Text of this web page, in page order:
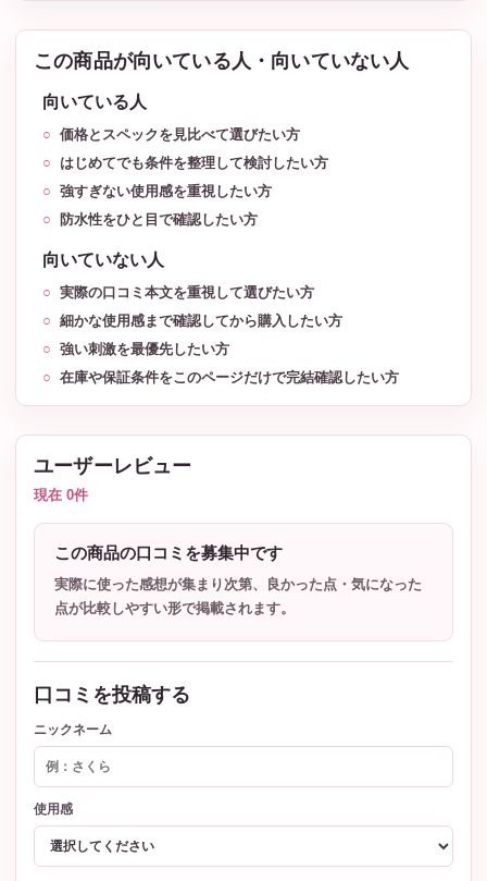
この商品が向いている人・向いていない人
向いている人
価格とスペックを見比べて選びたい方
はじめてでも条件を整理して検討したい方
強すぎない使用感を重視したい方
防水性をひと目で確認したい方
向いていない人
実際の口コミ本文を重視して選びたい方
細かな使用感まで確認してから購入したい方
強い刺激を最優先したい方
在庫や保証条件をこのページだけで完結確認したい方
ユーザーレビュー
現在 0件
この商品の口コミを募集中です
実際に使った感想が集まり次第、良かった点・気になった
点が比較しやすい形で掲載されます。
口コミを投稿する
ニックネーム
使用感